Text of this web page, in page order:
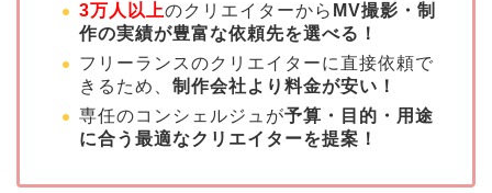
3万人以上のクリエイターから MV撮影・制
作の実績が豊富な依頼先を選べる！
フリーランスのクリエイターに直接依頼で
きるため、 制作会社より料金が安い！
専任のコンシェルジュが予算・目的・用途
に合う最適なクリエイターを提案！